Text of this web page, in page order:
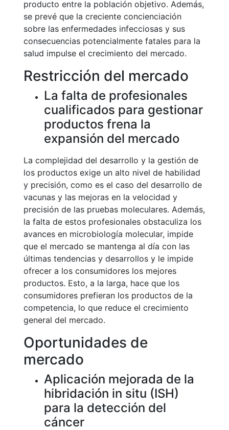
producto entre la población objetivo. Además,
se prevé que la creciente concienciación
sobre las enfermedades infecciosas y sus
consecuencias potencialmente fatales para la
salud impulse el crecimiento del mercado.
Restricción del mercado
La falta de profesionales
cualificados para gestionar
productos frena la
expansión del mercado
La complejidad del desarrollo y la gestión de
los productos exige un alto nivel de habilidad
y precisión, como es el caso del desarrollo de
vacunas y las mejoras en la velocidad y
precisión de las pruebas moleculares. Además,
la falta de estos profesionales obstaculiza los
avances en microbiología molecular, impide
que el mercado se mantenga al día con las
últimas tendencias y desarrollos y le impide
ofrecer a los consumidores los mejores
productos. Esto, a la larga, hace que los
consumidores prefieran los productos de la
competencia, lo que reduce el crecimiento
general del mercado.
Oportunidades de
mercado
Aplicación mejorada de la
hibridación in situ (ISH)
para la detección del
cáncer